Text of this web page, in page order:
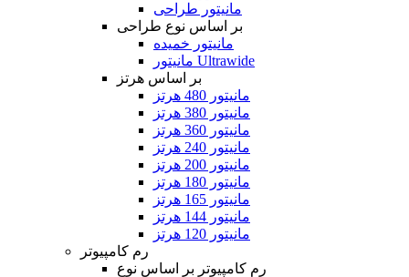
مانیتور طراحی
بر اساس نوع طراحی
مانیتور خمیده
مانیتور Ultrawide
بر اساس هرتز
مانیتور 480 هرتز
مانیتور 380 هرتز
مانیتور 360 هرتز
مانیتور 240 هرتز
مانیتور 200 هرتز
مانیتور 180 هرتز
مانیتور 165 هرتز
مانیتور 144 هرتز
مانیتور 120 هرتز
رم کامپیوتر
رم کامپیوتر بر اساس نوع